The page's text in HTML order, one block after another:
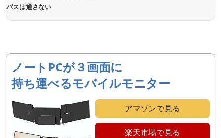
パスは通さない
ノートPCが３画面に
持ち運べるモバイルモニター
アマゾンで見る
楽天市場で見る